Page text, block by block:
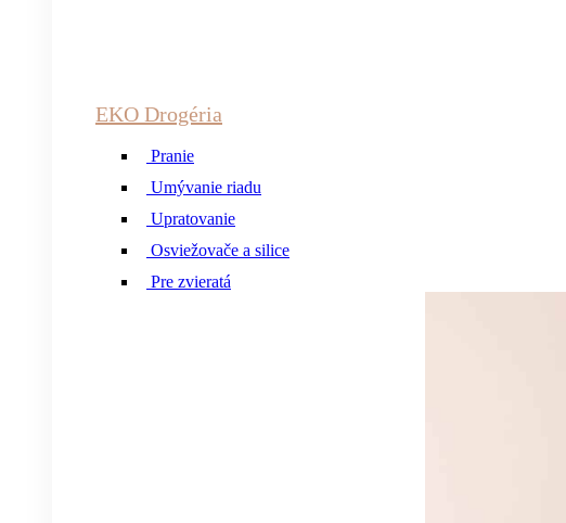
EKO Drogéria
Pranie
Umývanie riadu
Upratovanie
Osviežovače a silice
Pre zvieratá